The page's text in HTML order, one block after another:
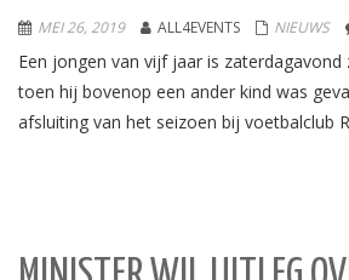
MEI 26, 2019 ALL4EVENTS NIEUWS
Een jongen van vijf jaar is
toen hij bovenop een ander kind was
afsluiting van het seizoen bij voetbalclub